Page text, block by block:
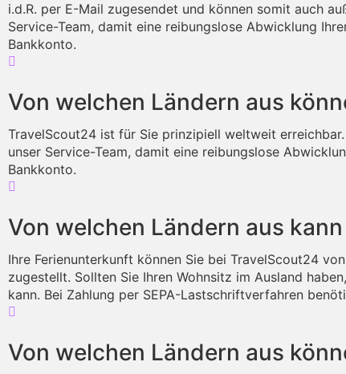
i.d.R. per E-Mail zugesendet und können somit auch
Service-Team, damit eine reibungslose Abwicklung
Bankkonto.
Von welchen Ländern aus
TravelScout24 ist für Sie prinzipiell weltweit
unser Service-Team, damit eine reibungslose
Bankkonto.
Von welchen Ländern aus
Ihre Ferienunterkunft können Sie bei TravelScout24
zugestellt. Sollten Sie Ihren Wohnsitz im Ausland
kann. Bei Zahlung per SEPA-Lastschriftverfahren
Von welchen Ländern aus